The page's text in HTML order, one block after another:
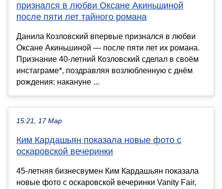
признался в любви Оксане Акиньшиной
после пяти лет тайного романа
Данила Козловский впервые признался в любви
Оксане Акиньшиной — после пяти лет их романа.
Признание 40-летний Козловский сделал в своём
инстаграме*, поздравляя возлюбленную с днём
рождения: накануне ...
15:21, 17 Мар
Ким Кардашьян показала новые фото с
оскаровской вечеринки
45-летняя бизнесвумен Ким Кардашьян показала
новые фото с оскаровской вечеринки Vanity Fair,